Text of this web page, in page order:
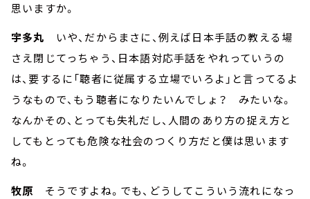
思いますか。
宇多丸 いや、だからまさに、例えば日本手話の教える場
さえ閉じてっちゃう、日本語対応手話をやれっていうの
は、要するに「聴者に従属する立場でいろよ」と言ってるよ
うなもので、もう聴者になりたいんでしょ？ みたいな。
なんかその、とっても失礼だし、人間のあり方の捉え方と
してもとっても危険な社会のつくり方だと僕は思います
ね。
牧原 そうですよね。でも、どうしてこういう流れになっ